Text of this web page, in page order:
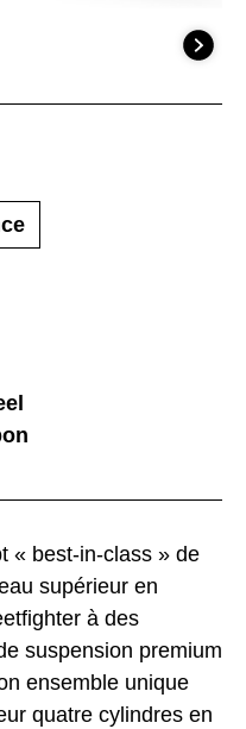
« best-in-class » de
supérieur en
à des
suspension premium
ensemble unique
quatre cylindres en